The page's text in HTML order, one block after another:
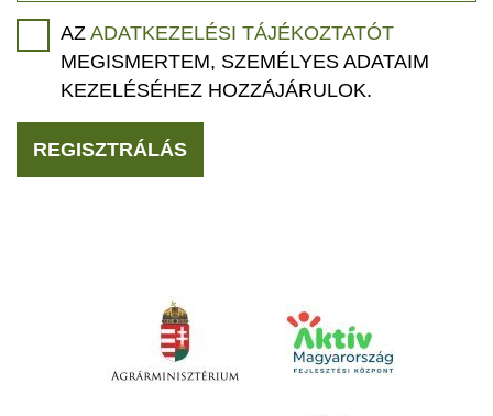
AZ ADATKEZELÉSI TÁJÉKOZTATÓT
MEGISMERTEM, SZEMÉLYES ADATAIM
KEZELÉSÉHEZ HOZZÁJÁRULOK.
REGISZTRÁLÁS